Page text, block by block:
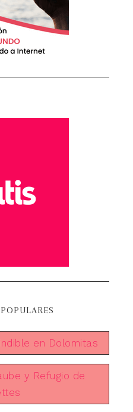
en Dolomitas
y Refugio de